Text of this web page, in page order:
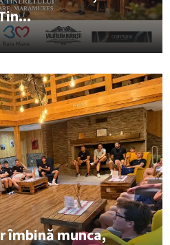
îmbină munca,